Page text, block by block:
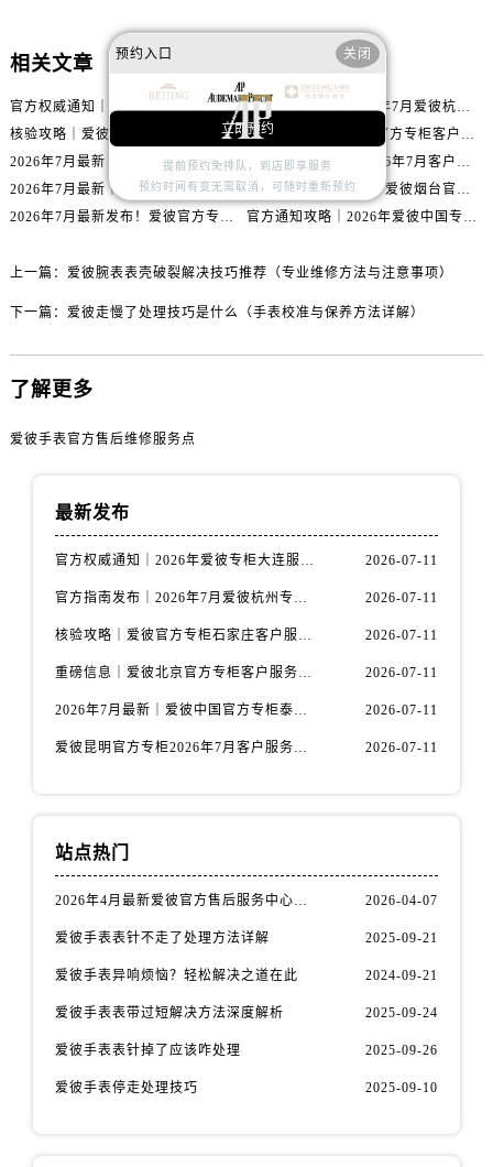
山西省吕梁市离石区永宁中路与建设街交叉口爱彼售后服务中心（需提前预约）
山西省朔州市朔城区怡西路与鄯阳西街交汇处爱彼售后服务中心（需提前预约）
山西省忻州市忻府区和平东街与七一南路交叉口爱彼售后服务中心（需提前预约）
山西省阳泉市郊区平阳东街与新城大道交叉口爱彼售后服务中心（需提前预约）
山西省运城市盐湖区河东街爱彼售后服务中心（需提前预约）
江苏省南京市秦淮区中山南路1号南京中心22层22-C1-C3室爱彼售后服务中心（需提前预约）
相关文章
官方权威通知｜2026年爱彼专柜大连服务网络焕新：客户服务热线全核验
官方指南发布｜2026年7月爱彼杭州专柜客户服务信息与热线
核验攻略｜爱彼官方专柜石家庄客户服务热线（2026年7月最新版）
重磅信息｜爱彼北京官方专柜客户服务电话2026年7月最新公示
2026年7月最新｜爱彼中国官方专柜泰州地区服务热线全攻略&客户服务中心信息公示
爱彼昆明官方专柜2026年7月客户服务通告｜热线电话与门店信息核验
2026年7月最新｜爱彼长沙官方专柜门店客户服务热线与信息公示
2026年7月重磅通告｜爱彼烟台官方专柜信息大全，客户服务热线同步更新
2026年7月最新发布！爱彼官方专柜客户服务电话+嘉兴专柜地址重磅公示
官方通知攻略｜2026年爱彼中国专柜客户服务热线7月专柜信息公告
上一篇： 爱彼腕表表壳破裂解决技巧推荐（专业维修方法与注意事项）
下一篇： 爱彼走慢了处理技巧是什么（手表校准与保养方法详解）
了解更多
爱彼手表官方售后维修服务点
最新发布
官方权威通知｜2026年爱彼专柜大连服务网络焕新：客户服务热线全核验 2026-07-11
官方指南发布｜2026年7月爱彼杭州专柜客户服务信息与热线 2026-07-11
核验攻略｜爱彼官方专柜石家庄客户服务热线（2026年7月最新版） 2026-07-11
重磅信息｜爱彼北京官方专柜客户服务电话2026年7月最新公示 2026-07-11
2026年7月最新｜爱彼中国官方专柜泰州地区服务热线全攻略&客户服务中心信息公示 2026-07-11
爱彼昆明官方专柜2026年7月客户服务通告｜热线电话与门店信息核验 2026-07-11
站点热门
2026年4月最新爱彼官方售后服务中心网点考察报告（新址） 2026-04-07
爱彼手表表针不走了处理方法详解 2025-09-21
爱彼手表异响烦恼？轻松解决之道在此 2024-09-21
爱彼手表表带过短解决方法深度解析 2025-09-24
爱彼手表表针掉了应该咋处理 2025-09-26
爱彼手表停走处理技巧 2025-09-10
预约入口 关闭
立即预约
提前预约免排队，到店即享服务
预约时间有变无需取消，可随时重新预约